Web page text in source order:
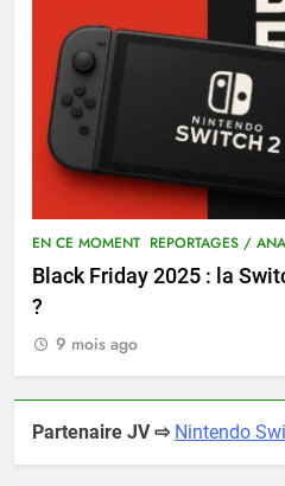
EN CE MOMENT REPORTAGES /
Black Friday 2025 : la
?
9 mois ago
Partenaire JV ⇨ Nintendo